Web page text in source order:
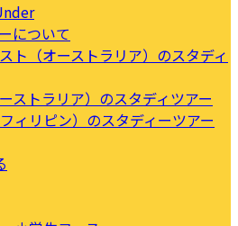
について
ト（オーストラリア）のスタディ
ストラリア）のスタディツアー
ィリピン）のスタディーツアー